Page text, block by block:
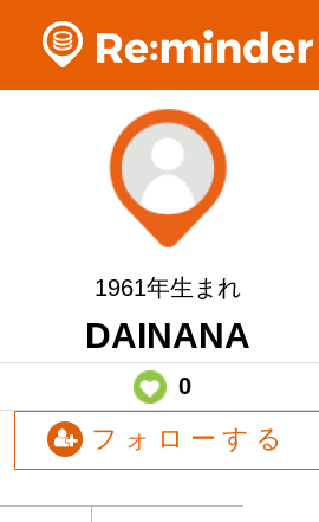
1961年生まれ
DAINANA
0
フォローする